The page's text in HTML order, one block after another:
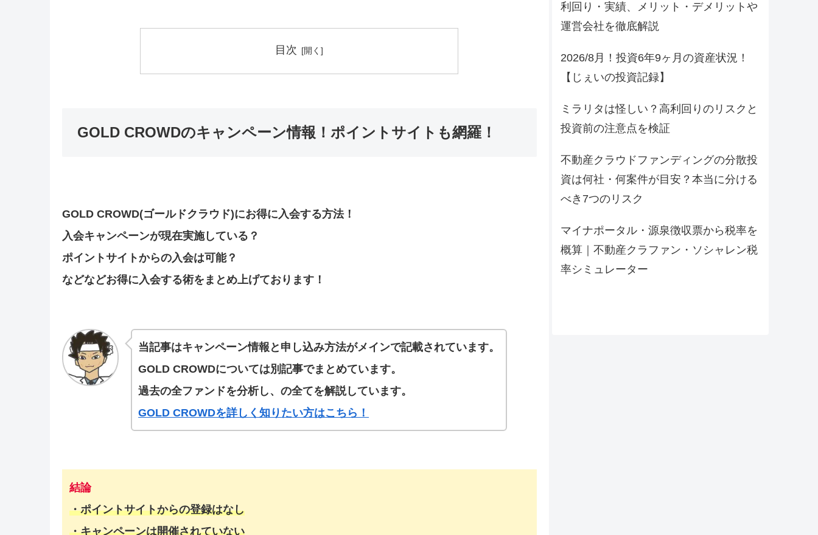
目次
GOLD CROWDのキャンペーン情報！ポイントサイトも網羅！
GOLD CROWD(ゴールドクラウド)にお得に入会する方法！
入会キャンペーンが現在実施している？
ポイントサイトからの入会は可能？
などなどお得に入会する術をまとめ上げております！
当記事はキャンペーン情報と申し込み方法がメインで記載されています。
GOLD CROWDについては別記事でまとめています。
過去の全ファンドを分析し、の全てを解説しています。
GOLD CROWDを詳しく知りたい方はこちら！
結論
・ポイントサイトからの登録はなし
・キャンペーンは開催されていない
利回り・実績、メリット・デメリットや
運営会社を徹底解説
2026/8月！投資6年9ヶ月の資産状況！
【じぇいの投資記録】
ミラリタは怪しい？高利回りのリスクと
投資前の注意点を検証
不動産クラウドファンディングの分散投
資は何社・何案件が目安？本当に分ける
べき7つのリスク
マイナポータル・源泉徴収票から税率を
概算｜不動産クラファン・ソシャレン税
率シミュレーター